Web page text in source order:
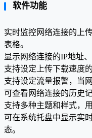
软件功能
实时监控网络连接的上
表格。
显示网络连接的IP地址
支持设定上传下载速度
支持设定流量报警，当
可查看网络连接的历史
支持多种主题和样式，
可在系统托盘中显示实
态。